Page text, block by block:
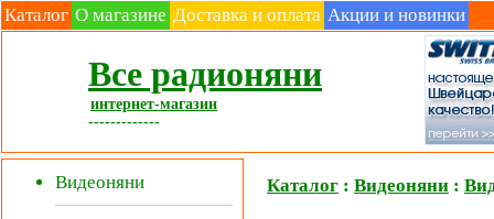
Каталог О магазине Доставка и оплата Акции и новинки
Все радионяни
интернет-магазин
-------------
Видеоняни Каталог : Видеоняни :